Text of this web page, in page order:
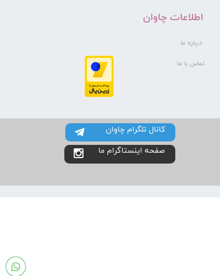
​اطلاعات چاوان
درباره ما
تماس با ما
کانال تلگرام چاوان
صفحه اینستاگرام ما